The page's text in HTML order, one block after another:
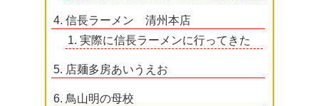
信長ラーメン 清州本店
実際に信長ラーメンに行ってきた
店麺多房あいうえお
鳥山明の母校